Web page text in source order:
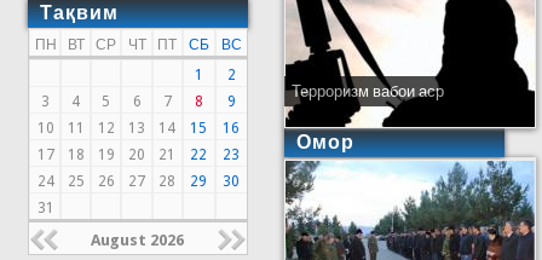
Тақвим
ПН ВТ СР ЧТ ПТ СБ
ВС
1
2
3
4 5 6 7 8
9
10
11 12 13 14 15
16
17
18 19 20 21 22
23
24
25 26 27 28 29
30
31
August 2026
Терроризм вабои аср
Омор